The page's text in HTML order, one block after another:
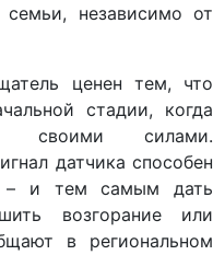
независимо от
ценен тем, что
стадии, когда
своими силами.
датчика способен
– и тем самым дать
возгорание или
в региональном